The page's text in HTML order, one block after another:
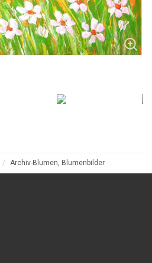
Archiv-Blumen, Blumenbilder